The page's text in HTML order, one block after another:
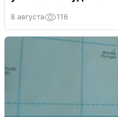
8 августа 116